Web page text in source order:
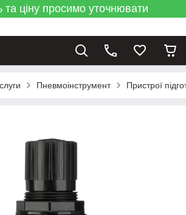
та ціну просимо уточнювати
Пневмоінструмент Пристрої